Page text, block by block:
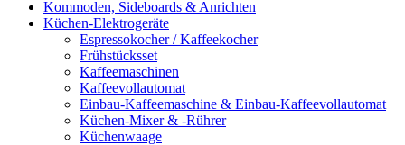
Kommoden, Sideboards & Anrichten
Küchen-Elektrogeräte
Espressokocher / Kaffeekocher
Frühstücksset
Kaffeemaschinen
Kaffeevollautomat
Einbau-Kaffeemaschine & Einbau-Kaffeevollautomat
Küchen-Mixer & -Rührer
Küchenwaage